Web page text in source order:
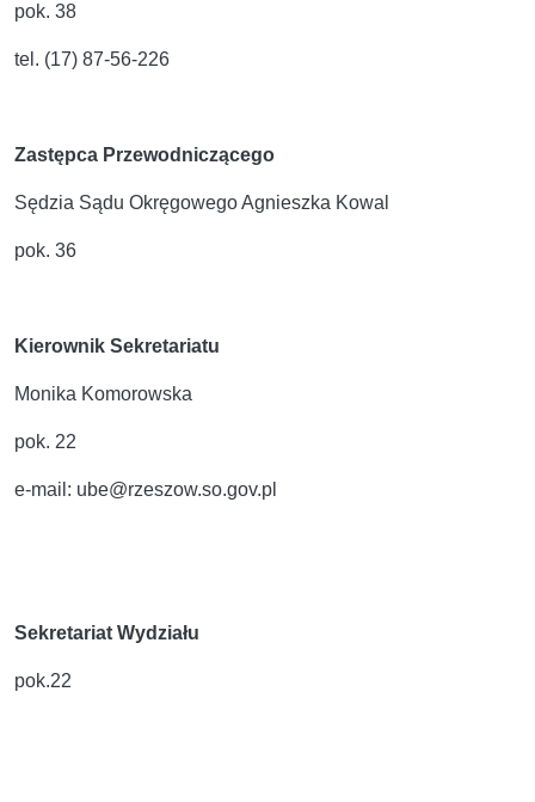
pok. 38
tel. (17) 87-56-226
Zastępca Przewodniczącego
Sędzia Sądu Okręgowego Agnieszka Kowal
pok. 36
Kierownik Sekretariatu
Monika Komorowska
pok. 22
e-mail: ube@rzeszow.so.gov.pl
Sekretariat Wydziału
pok.22